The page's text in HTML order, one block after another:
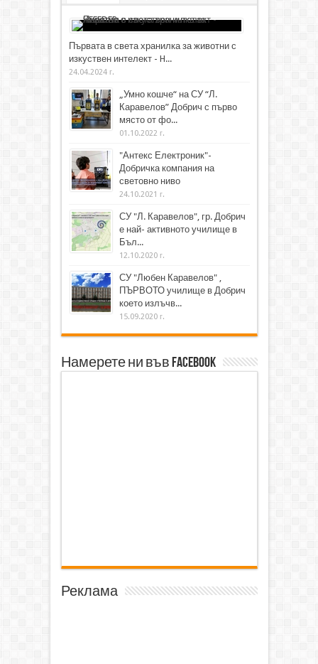
Първата в света хранилка за животни с
изкуствен интелект - H...
24.04.2024 г.
„Умно кошче“ на СУ “Л.
Каравелов” Добрич с първо
място от фо...
01.10.2022 г.
"Антекс Електроник"-
Добричка компания на
световно ниво
24.10.2021 г.
СУ "Л. Каравелов", гр. Добрич
е най- активното училище в
Бъл...
12.10.2020 г.
СУ "Любен Каравелов" ,
ПЪРВОТО училище в Добрич
което излъчв...
15.09.2020 г.
Намерете ни във Facebook
Реклама